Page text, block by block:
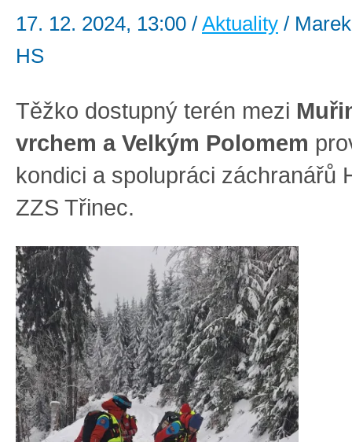
17. 12. 2024, 13:00 / Aktuality /
HS
Těžko dostupný terén mezi
vrchem a Velkým Polomem
kondici a spolupráci záchranářů
ZZS Třinec.